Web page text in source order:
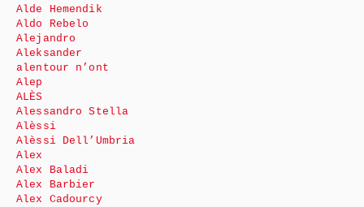
Alde Hemendik
Aldo Rebelo
Alejandro
Aleksander
alentour n’ont
Alep
ALÈS
Alessandro Stella
Alèssi
Alèssi Dell’Umbria
Alex
Alex Baladi
Alex Barbier
Alex Cadourcy